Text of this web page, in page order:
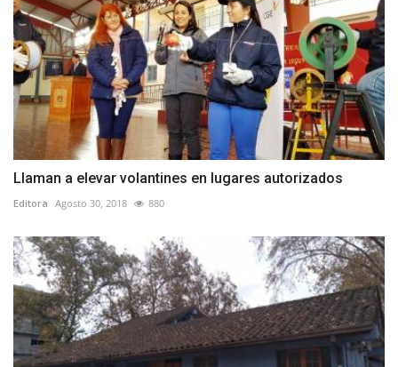
Llaman a elevar volantines en lugares autorizados
Editora Agosto 30, 2018 880